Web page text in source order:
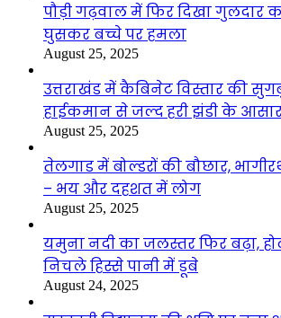
पौड़ी गढ़वाल में फिर दिखा
घुसकर बच्चे पर हमला
August 25, 2025
उत्तराखंड में कैबिनेट विस्तार की
हाईकमान से जल्द हरी झंडी के
August 25, 2025
तेलगाड में बोल्डरों की बौछार,
– भय और दहशत में लोग
August 25, 2025
यमुना नदी का जलस्तर फिर बढ़ा,
निचले हिस्से पानी में डूबे
August 24, 2025